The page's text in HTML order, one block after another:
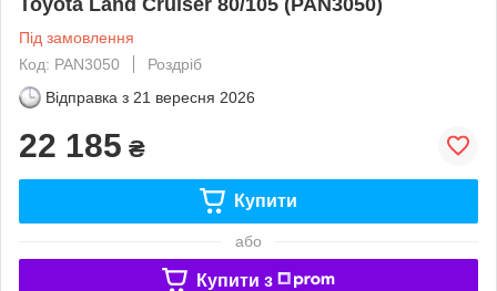
Під замовлення
Код: PAN3050
Роздріб
Відправка з 21 вересня 2026
22 185 ₴
Купити
або
Купити з